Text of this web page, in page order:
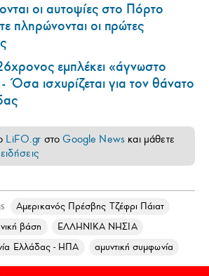
οι αυτοψίες στο Πόρτο
πληρώνονται οι πρώτες
εμπλέκει «άγνωστο
- Όσα ισχυρίζεται για τον θάνατο
LiFO.gr στοGoogle News και μάθετε
ειδήσεις
Αμερικανός Πρέσβης Τζέφρι Πάιατ
βάση
ΕΛΛΗΝΙΚΑ ΝΗΣΙΑ
Ελλάδας - ΗΠΑ
αμυντική συμφωνία